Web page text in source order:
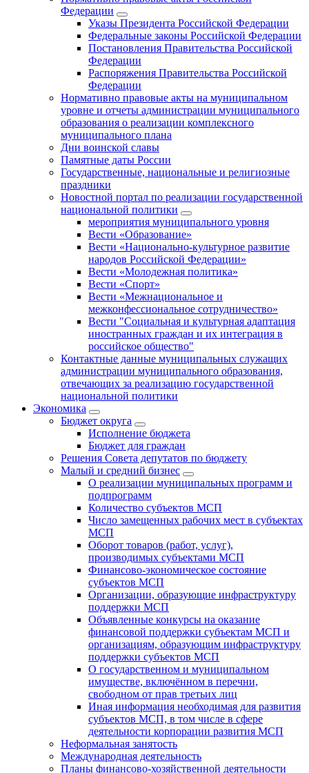
Федерации
Указы Президента Российской Федерации
Федеральные законы Российской Федерации
Постановления Правительства Российской
Федерации
Распоряжения Правительства Российской
Федерации
Нормативно правовые акты на муниципальном
уровне и отчеты администрации муниципального
образования о реализации комплексного
муниципального плана
Дни воинской славы
Памятные даты России
Государственные, национальные и религиозные
праздники
Новостной портал по реализации государственной
национальной политики
мероприятия муниципального уровня
Вести «Образование»
Вести «Национально-культурное развитие
народов Российской Федерации»
Вести «Молодежная политика»
Вести «Спорт»
Вести «Межнациональное и
межконфессиональное сотрудничество»
Вести "Социальная и культурная адаптация
иностранных граждан и их интеграция в
российское общество"
Контактные данные муниципальных служащих
администрации муниципального образования,
отвечающих за реализацию государственной
национальной политики
Экономика
Бюджет округa
Исполнение бюджета
Бюджет для граждан
Решения Совета депутатов по бюджету
Малый и средний бизнес
О реализации муниципальных программ и
подпрограмм
Количество субъектов МСП
Число замещенных рабочих мест в субъектах
МСП
Оборот товаров (работ, услуг),
производимых субъектами МСП
Финансово-экономическое состояние
субъектов МСП
Организации, образующие инфраструктуру
поддержки МСП
Объявленные конкурсы на оказание
финансовой поддержки субъектам МСП и
организациям, образующим инфраструктуру
поддержки субъектов МСП
О государственном и муниципальном
имуществе, включённом в перечни,
свободном от прав третьих лиц
Иная информация необходимая для развития
субъектов МСП, в том числе в сфере
деятельности корпорации развития МСП
Неформальная занятость
Международная деятельность
Планы финансово-хозяйственной деятельности